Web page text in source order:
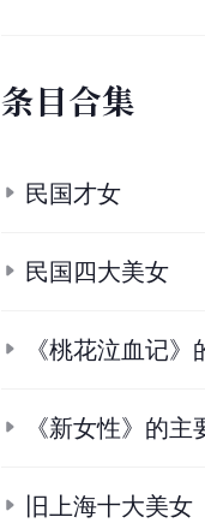
条目合集
民国才女
民国四大美女
《桃花泣血记
《新女性》的主
旧上海十大美女